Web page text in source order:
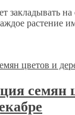
закладывать
растение
семян